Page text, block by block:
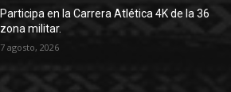
Participa en la Carrera Atlética 4K de la 36
zona militar.
7 agosto, 2026